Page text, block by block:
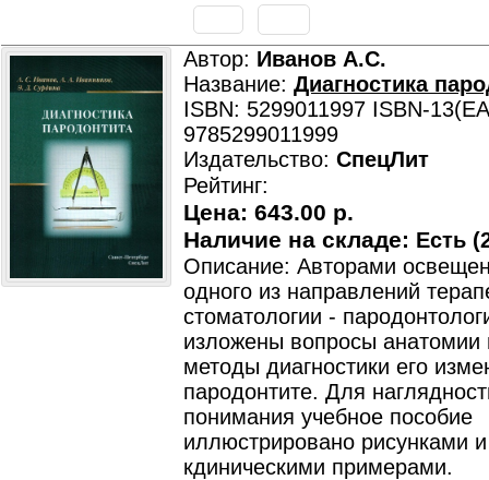
Автор: Иванов А.С.
Название: Диагностика
ISBN: 5299011997 ISBN-
9785299011999
Издательство: СпецЛит
Рейтинг:
Цена: 643.00 р.
Наличие на складе: Есть
Описание: Авторами
одного из направлений
стоматологии -
изложены вопросы анатомии
методы диагностики его
пародонтите. Для
понимания учебное пособие
иллюстрировано рисунками и
кдиническими примерами.